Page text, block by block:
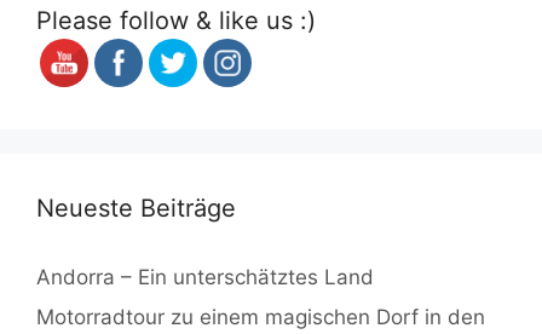
Please follow & like us :)
Neueste Beiträge
Andorra – Ein unterschätztes Land
Motorradtour zu einem magischen Dorf in den